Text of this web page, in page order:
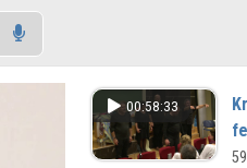
00:58:33